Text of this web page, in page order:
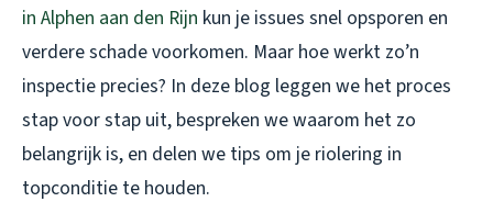
in Alphen aan den Rijn kun je issues snel opsporen en
verdere schade voorkomen. Maar hoe werkt zo’n
inspectie precies? In deze blog leggen we het proces
stap voor stap uit, bespreken we waarom het zo
belangrijk is, en delen we tips om je riolering in
topconditie te houden.